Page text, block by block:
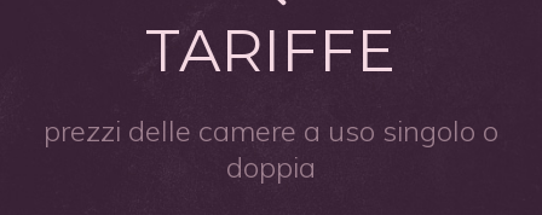
TARIFFE
prezzi delle camere a uso singolo o
doppia